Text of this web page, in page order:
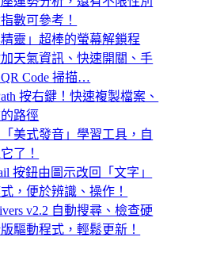
數可參考！
精靈」超棒的螢幕解鎖程
天氣資訊、快速開關、手
Code 掃描…
按右鍵！快速複製檔案、
路徑
美式發音」學習工具，自
了！
按鈕由圖示改回「文字」
，便於辨識、操作！
v2.2 自動搜尋、檢查硬
驅動程式，輕鬆更新！